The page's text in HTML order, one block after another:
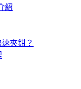
紹
夾鉗？